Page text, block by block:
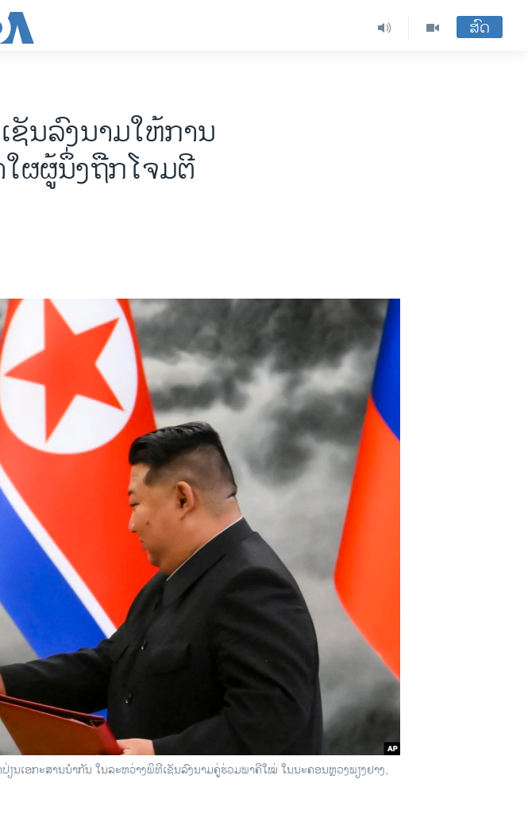
ສົດ
ຊັນລົງນາມໃຫ້ການ
ຜຜູ້ນຶ່ງຖືກໂຈມຕີ
ນເອກະສານນໍາກັນ ໃນລະຫວ່າງພິທີເຊັນລົງນາມຄູ່ຮ່ວມພາຄີໃໝ່ ໃນນະຄອນຫຼວງພຽງຢາງ,